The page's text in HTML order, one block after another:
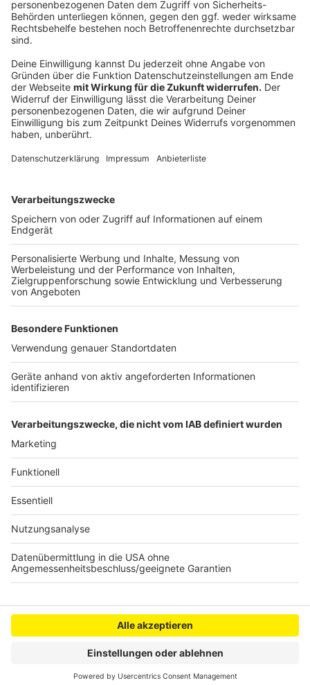
November
Anzeige
Die"Medica" (vom 13. bis 16. November)in Düsseldorf
lädt die Welt der Medizin zu sich ein. Es soll für das
Fach- und Privatpublikum darum gehen, neue
Produkte, Systeme und Techniken kennenzulernen.
Dezember
Tuning- und generell Autofans werden hier voll auf ihre
Kosten kommen: Die"Essen Motorshow"- vom 1. bis
10. Dezember - beendet kurz vor Weihnachten das
vorgestellt, natürlich können sich Besucher auch über
neueste Zubehör fürs Auto und vieles mehr
informieren und austauschen.
Autor: Joachim Schultheis
Anzeige
Anzeige